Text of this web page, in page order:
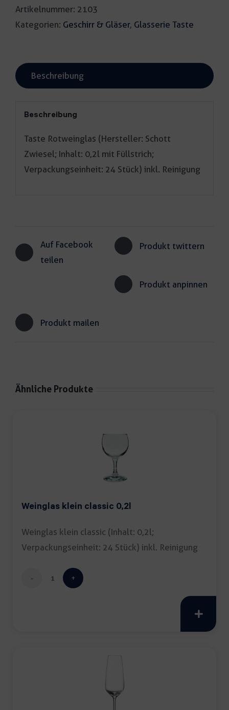
Artikelnummer: 2103
Kategorien: Geschirr & Gläser, Glasserie Taste
Beschreibung
Beschreibung
Taste Rotweinglas (Hersteller: Schott
Zwiesel; Inhalt: 0,2l mit Füllstrich;
Verpackungseinheit: 24 Stück) inkl. Reinigung
Auf Facebook
teilen
Produkt twittern
Produkt anpinnen
Produkt mailen
Ähnliche Produkte
Weinglas klein classic 0,2l
Weinglas klein classic (Inhalt: 0,2l;
Verpackungseinheit: 24 Stück) inkl. Reinigung
Weinglas